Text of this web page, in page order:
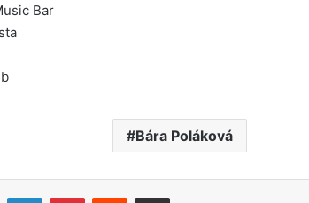
Bar
Bára Poláková